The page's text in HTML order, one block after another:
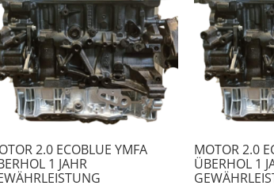
2.0 ECOBLUE YMFA
1 JAHR
MOTOR 2.0
ÜBERHOL 1